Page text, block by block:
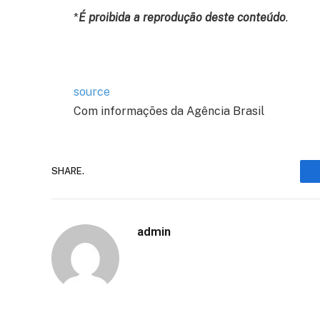
*É proibida a reprodução deste conteúdo.
source
Com informações da Agência Brasil
SHARE.
admin